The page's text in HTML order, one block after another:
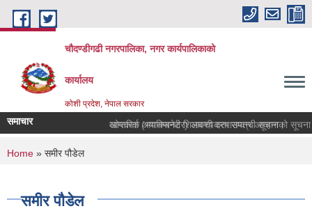
Skip to main content
चौदण्डीगढी नगरपालिका, नगर कार्यपालिकाको
कार्यालय
कोशी प्रदेश, नेपाल सरकार
समाचार आन्तरिक आयसम्बन्धी शिलबन्दी दरभाउपत्र आव्हानको सूचना
You are here
Home » समीर पौडेल
समीर पौडेल